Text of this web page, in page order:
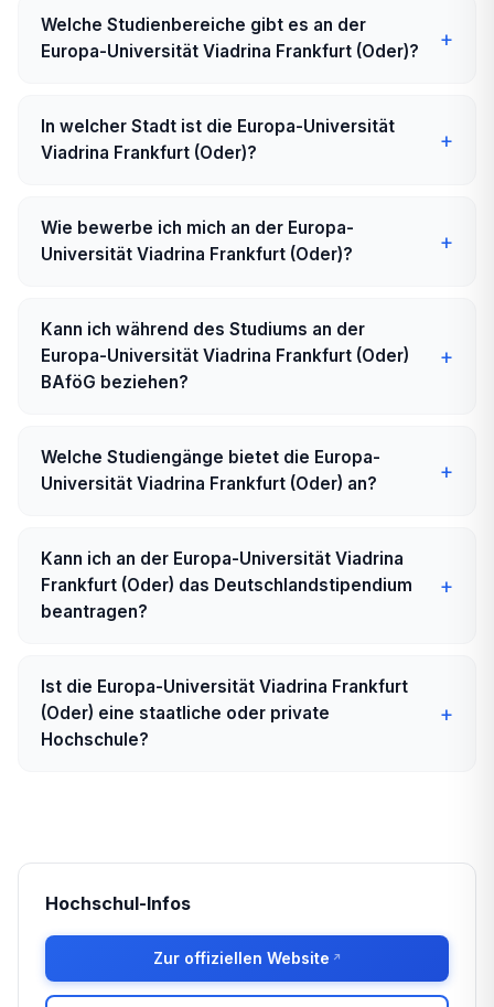
Welche Studienbereiche gibt es an der
Europa-Universität Viadrina Frankfurt (Oder)?
In welcher Stadt ist die Europa-Universität
Viadrina Frankfurt (Oder)?
Wie bewerbe ich mich an der Europa-
Universität Viadrina Frankfurt (Oder)?
Kann ich während des Studiums an der
Europa-Universität Viadrina Frankfurt (Oder)
BAföG beziehen?
Welche Studiengänge bietet die Europa-
Universität Viadrina Frankfurt (Oder) an?
Kann ich an der Europa-Universität Viadrina
Frankfurt (Oder) das Deutschlandstipendium
beantragen?
Ist die Europa-Universität Viadrina Frankfurt
(Oder) eine staatliche oder private
Hochschule?
Hochschul-Infos
Zur offiziellen Website